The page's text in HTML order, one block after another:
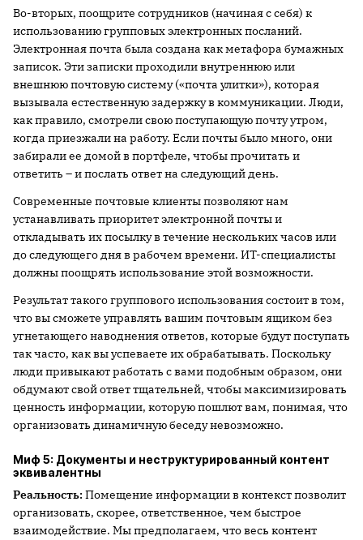
Во-вторых, поощрите сотрудников (начиная с себя) к
использованию групповых электронных посланий.
Электронная почта была создана как метафора бумажных
записок. Эти записки проходили внутреннюю или
внешнюю почтовую систему («почта улитки»), которая
вызывала естественную задержку в коммуникации. Люди,
как правило, смотрели свою поступающую почту утром,
когда приезжали на работу. Если почты было много, они
забирали ее домой в портфеле, чтобы прочитать и
ответить – и послать ответ на следующий день.
Современные почтовые клиенты позволяют нам
устанавливать приоритет электронной почты и
откладывать их посылку в течение нескольких часов или
до следующего дня в рабочем времени. ИТ-специалисты
должны поощрять использование этой возможности.
Результат такого группового использования состоит в том,
что вы сможете управлять вашим почтовым ящиком без
угнетающего наводнения ответов, которые будут поступать
так часто, как вы успеваете их обрабатывать. Поскольку
люди привыкают работать с вами подобным образом, они
обдумают свой ответ тщательней, чтобы максимизировать
ценность информации, которую пошлют вам, понимая, что
организовать динамичную беседу невозможно.
Миф 5: Документы и неструктурированный контент
эквивалентны
Реальность:Помещение информации в контекст позволит
организовать, скорее, ответственное, чем быстрое
взаимодействие. Мы предполагаем, что весь контент